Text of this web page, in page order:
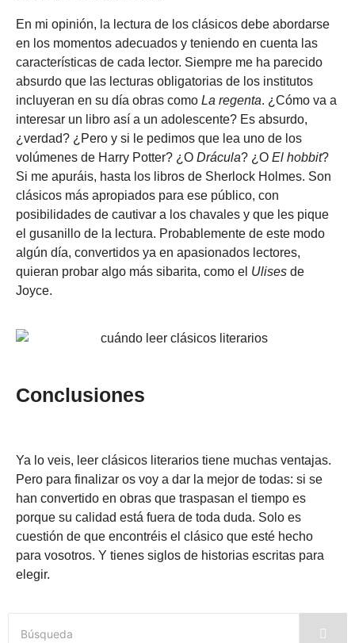
En mi opinión, la lectura de los clásicos debe abordarse
en los momentos adecuados y teniendo en cuenta las
características de cada lector. Siempre me ha parecido
absurdo que las lecturas obligatorias de los institutos
incluyeran en su día obras como La regenta. ¿Cómo va a
interesar un libro así a un adolescente? Es absurdo,
¿verdad? ¿Pero y si le pedimos que lea uno de los
volúmenes de Harry Potter? ¿O Drácula? ¿O El hobbit?
Si me apuráis, hasta los libros de Sherlock Holmes. Son
clásicos más apropiados para ese público, con
posibilidades de cautivar a los chavales y que les pique
el gusanillo de la lectura. Probablemente de este modo
algún día, convertidos ya en apasionados lectores,
quieran probar algo más sibarita, como el Ulises de
Joyce.
Conclusiones
Ya lo veis, leer clásicos literarios tiene muchas ventajas.
Pero para finalizar os voy a dar la mejor de todas: si se
han convertido en obras que traspasan el tiempo es
porque su calidad está fuera de toda duda. Solo es
cuestión de que encontréis el clásico que esté hecho
para vosotros. Y tienes siglos de historias escritas para
elegir.